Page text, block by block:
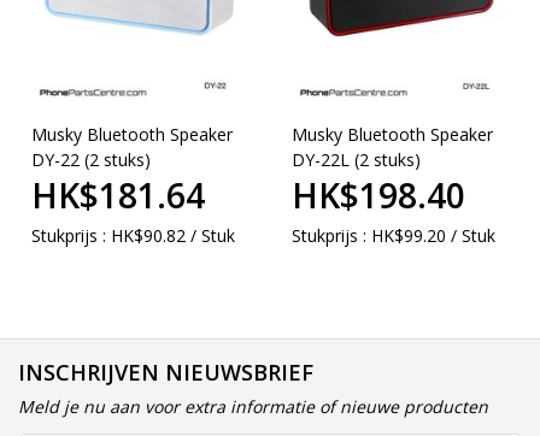
Musky Bluetooth Speaker
DY-22 (2 stuks)
HK$181.64
Stukprijs : HK$90.82 / Stuk
Musky Bluetooth Speaker
DY-22L (2 stuks)
HK$198.40
Stukprijs : HK$99.20 / Stuk
INSCHRIJVEN NIEUWSBRIEF
Meld je nu aan voor extra informatie of nieuwe producten